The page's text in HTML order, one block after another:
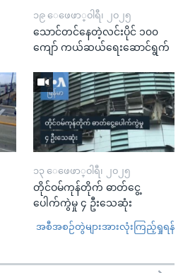
၁၉ ေဖေဖာ္၀ါရီ၊ ၂၀၂၅
သောင်တင်နေတဲ့လင်းပိုင် ၁၀၀
ကျော် ကယ်ဆယ်ရေးဆောင်ရွက်
၁၃ ေဖေဖာ္၀ါရီ၊ ၂၀၂၅
တိုင်ဝမ်ကုန်တိုက် ဓာတ်ငွေ့
ပေါက်ကွဲမှု ၄ ဦးသေဆုံး
အစီအစဉ်တွဲများအားလုံးကြည့်ရှုရန်